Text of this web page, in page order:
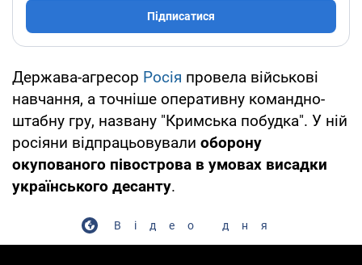
Підписатися
Держава-агресор Росія провела військові
навчання, а точніше оперативну командно-
штабну гру, названу "Кримська побудка". У ній
росіяни відпрацьовували оборону
окупованого півострова в умовах висадки
українського десанту.
Відео дня